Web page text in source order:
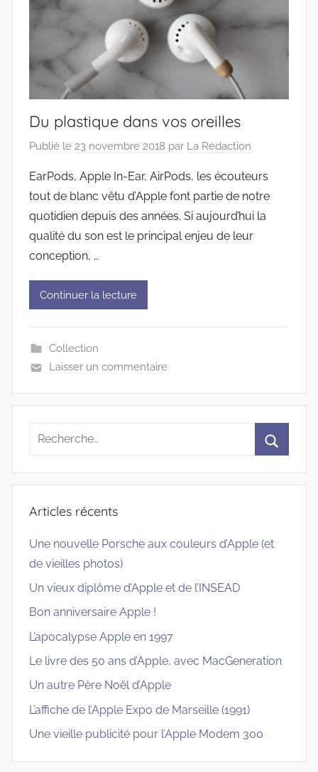
Du plastique dans vos oreilles
Publié le 23 novembre 2018 par La Rédaction
EarPods, Apple In-Ear, AirPods, les écouteurs
tout de blanc vêtu d’Apple font partie de notre
quotidien depuis des années. Si aujourd’hui la
qualité du son est le principal enjeu de leur
conception, …
Continuer la lecture
Collection
Laisser un commentaire
Recherche
:
Articles récents
Une nouvelle Porsche aux couleurs d’Apple (et
de vieilles photos)
Un vieux diplôme d’Apple et de l’INSEAD
Bon anniversaire Apple !
L’apocalypse Apple en 1997
Le livre des 50 ans d’Apple, avec MacGeneration
Un autre Père Noël d’Apple
L’affiche de l’Apple Expo de Marseille (1991)
Une vieille publicité pour l’Apple Modem 300